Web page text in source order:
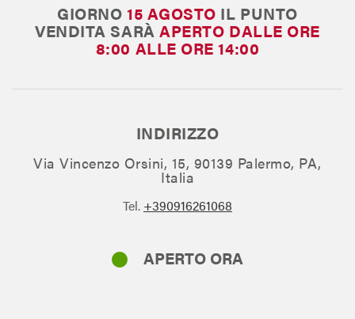
GIORNO 15 AGOSTO IL PUNTO
VENDITA SARÀAPERTO DALLE ORE
8:00 ALLE ORE 14:00
INDIRIZZO
Via Vincenzo Orsini, 15, 90139 Palermo, PA,
Italia
Tel. +390916261068
APERTO ORA